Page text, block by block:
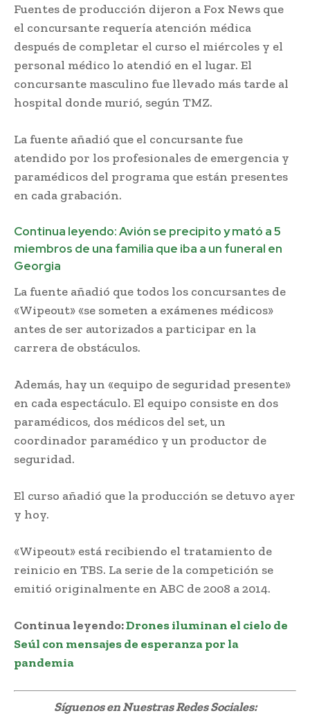
Fuentes de producción dijeron a Fox News que
el concursante requería atención médica
después de completar el curso el miércoles y el
personal médico lo atendió en el lugar. El
concursante masculino fue llevado más tarde al
hospital donde murió, según TMZ.
La fuente añadió que el concursante fue
atendido por los profesionales de emergencia y
paramédicos del programa que están presentes
en cada grabación.
Continua leyendo:Avión se precipito y mató a 5
miembros de una familia que iba a un funeral en
Georgia
La fuente añadió que todos los concursantes de
«Wipeout» «se someten a exámenes médicos»
antes de ser autorizados a participar en la
carrera de obstáculos.
Además, hay un «equipo de seguridad presente»
en cada espectáculo. El equipo consiste en dos
paramédicos, dos médicos del set, un
coordinador paramédico y un productor de
seguridad.
El curso añadió que la producción se detuvo ayer
y hoy.
«Wipeout» está recibiendo el tratamiento de
reinicio en TBS. La serie de la competición se
emitió originalmente en ABC de 2008 a 2014.
Continua leyendo:Drones iluminan el cielo de
Seúl con mensajes de esperanza por la
pandemia
Síguenosen Nuestras Redes Sociales: